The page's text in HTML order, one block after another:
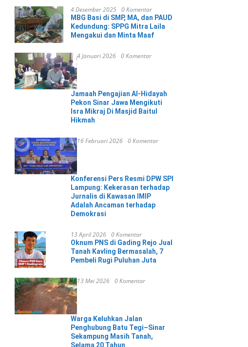
4 Desember 2025 0 Komentar
MBG Basi di SMP, MA, dan PAUD
Kedundung: SPPG Mitra Laila
Mengakui dan Minta Maaf
4 Januari 2026 0 Komentar
Jamaah Pengajian Al-Hidayah
Pekon Sinar Jawa Mengikuti
Isra Mikraj Di Masjid Baitul
Hikmah
16 Februari 2026 0 Komentar
Konferensi Pers Resmi DPW SPI
Lampung: Kekerasan terhadap
Jurnalis di Kawasan IMIP
Adalah Ancaman terhadap
Demokrasi
13 April 2026 0 Komentar
Oknum PNS di Gading Rejo Jual
Tanah Kavling Bermasalah, 7
Pembeli Rugi Puluhan Juta
13 Mei 2026 0 Komentar
Warga Keluhkan Jalan
Penghubung Batu Tegi–Sinar
Sekampung Masih Tanah,
Selama 20 Tahun